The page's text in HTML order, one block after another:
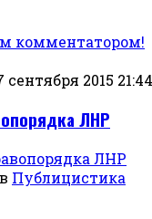
комментатором!
2015 21:44
ЛНР
Публицистика